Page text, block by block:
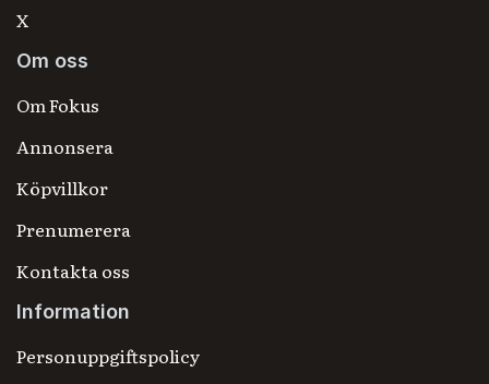
X
Om oss
Om Fokus
Annonsera
Köpvillkor
Prenumerera
Kontakta oss
Information
Personuppgiftspolicy